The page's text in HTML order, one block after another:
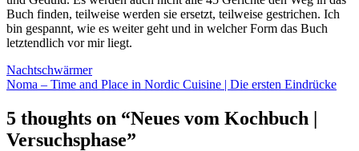
Buch finden, teilweise werden sie ersetzt, teilweise gestrichen. Ich
bin gespannt, wie es weiter geht und in welcher Form das Buch
letztendlich vor mir liegt.
Beitragsnavigation
Nachtschwärmer
Noma – Time and Place in Nordic Cuisine | Die ersten Eindrücke
5 thoughts on “Neues vom Kochbuch |
Versuchsphase”